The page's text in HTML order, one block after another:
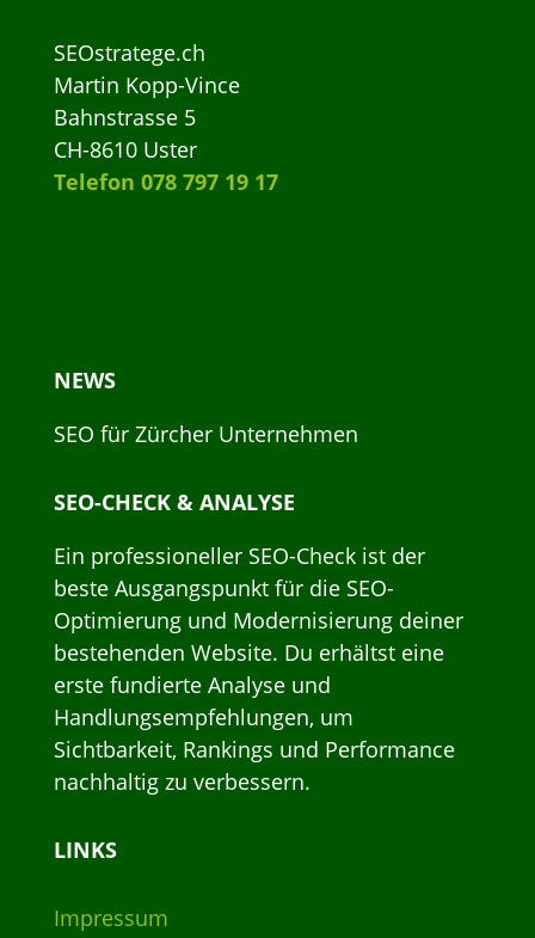
SEOstratege.ch
Martin Kopp-Vince
Bahnstrasse 5
CH-8610 Uster
Telefon 078 797 19 17
NEWS
SEO für Zürcher Unternehmen
SEO-CHECK & ANALYSE
Ein professioneller SEO-Check ist der
beste Ausgangspunkt für die SEO-
Optimierung und Modernisierung deiner
bestehenden Website. Du erhältst eine
erste fundierte Analyse und
Handlungsempfehlungen, um
Sichtbarkeit, Rankings und Performance
nachhaltig zu verbessern.
LINKS
Impressum